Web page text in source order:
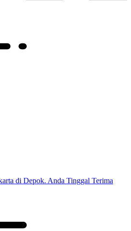
di Depok. Anda Tinggal Terima